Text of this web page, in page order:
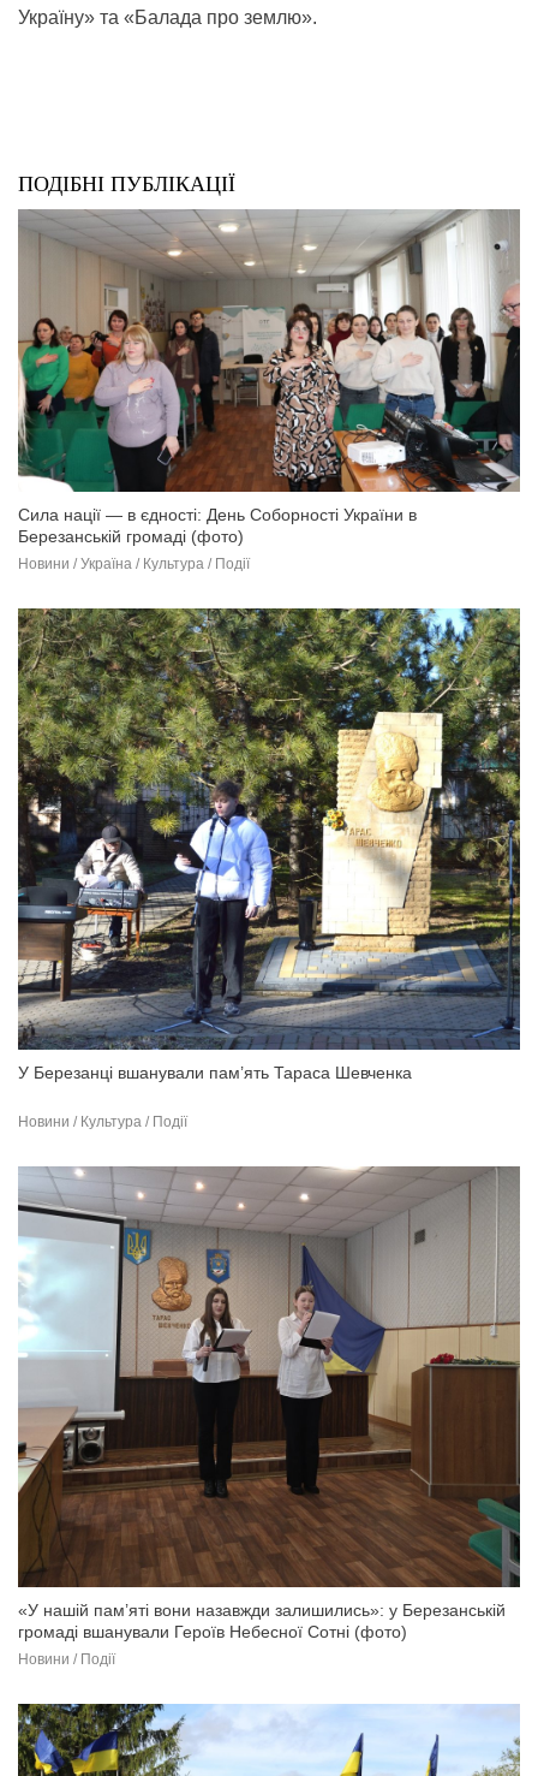
Україну» та «Балада про землю».
ПОДІБНІ ПУБЛІКАЦІЇ
Сила нації — в єдності: День Соборності України в
Березанській громаді (фото)
Новини / Україна / Культура / Події
У Березанці вшанували пам’ять Тараса Шевченка
Новини / Культура / Події
«У нашій пам’яті вони назавжди залишились»: у Березанській
громаді вшанували Героїв Небесної Сотні (фото)
Новини / Події